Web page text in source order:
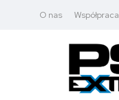
O nas Współpraca